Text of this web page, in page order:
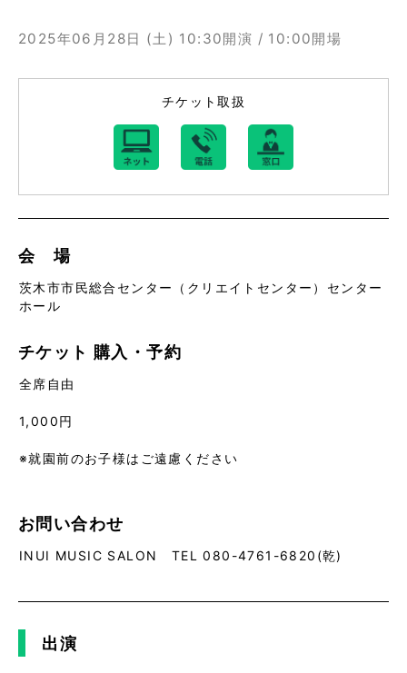
2025年06月28日 (土) 10:30開演 / 10:00開場
チケット取扱
会 場
茨木市市民総合センター（クリエイトセンター）センター
ホール
チケット 購入・予約
全席自由
1,000円
※就園前のお子様はご遠慮ください
お問い合わせ
INUI MUSIC SALON TEL 080-4761-6820(乾)
出演